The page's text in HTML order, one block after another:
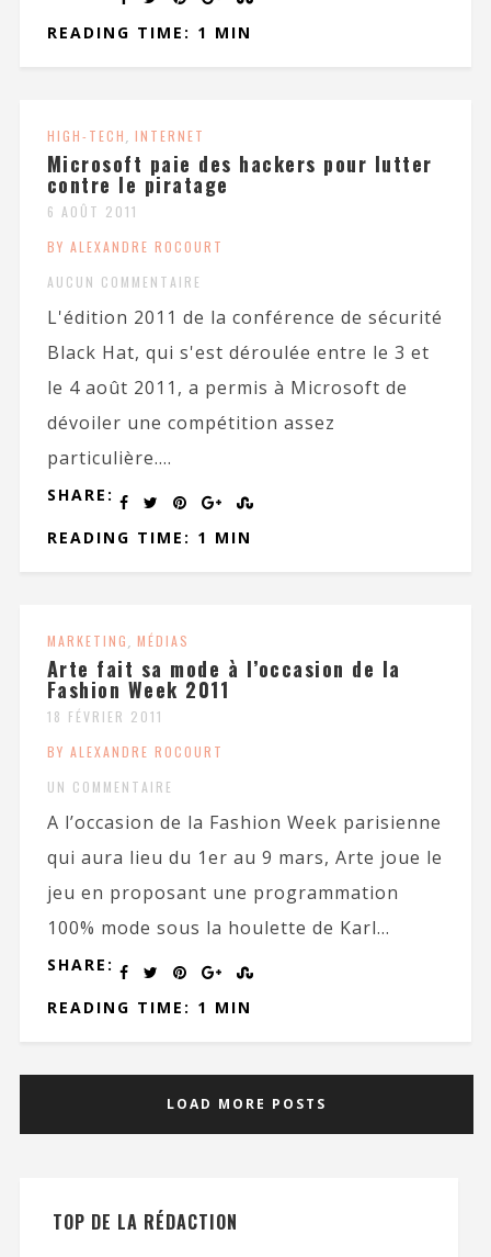
READING TIME: 1 MIN
HIGH-TECH, INTERNET
Microsoft paie des hackers pour lutter
contre le piratage
6 AOÛT 2011
BY ALEXANDRE ROCOURT
AUCUN COMMENTAIRE
L'édition 2011 de la conférence de sécurité
Black Hat, qui s'est déroulée entre le 3 et
le 4 août 2011, a permis à Microsoft de
dévoiler une compétition assez
particulière....
SHARE:
READING TIME: 1 MIN
MARKETING, MÉDIAS
Arte fait sa mode à l’occasion de la
Fashion Week 2011
18 FÉVRIER 2011
BY ALEXANDRE ROCOURT
UN COMMENTAIRE
A l’occasion de la Fashion Week parisienne
qui aura lieu du 1er au 9 mars, Arte joue le
jeu en proposant une programmation
100% mode sous la houlette de Karl...
SHARE:
READING TIME: 1 MIN
LOAD MORE POSTS
TOP DE LA RÉDACTION